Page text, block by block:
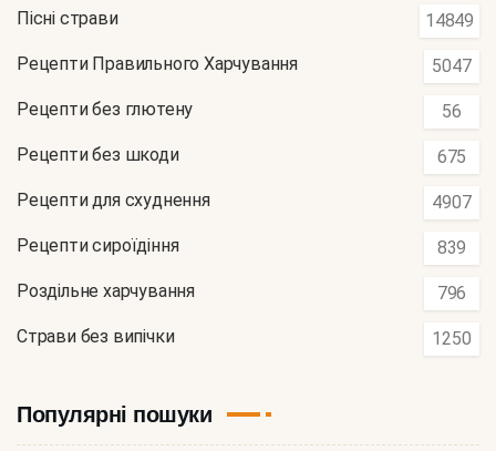
Пісні страви 14849
Рецепти Правильного Харчування 5047
Рецепти без глютену 56
Рецепти без шкоди 675
Рецепти для схуднення 4907
Рецепти сироїдіння 839
Роздільне харчування 796
Страви без випічки 1250
Популярні пошуки